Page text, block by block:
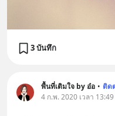
3 บันทึก
พื้นที่เติมใจ by อ๋อ • ติด
4 ก.พ. 2020 เวลา